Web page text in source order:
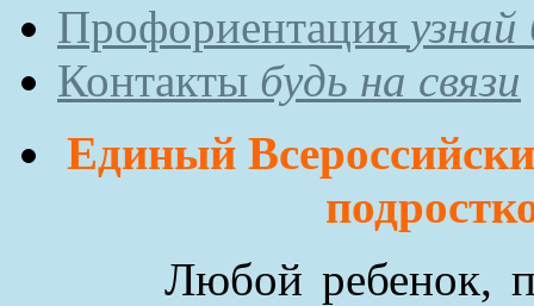
Профориентация
Контакты будь на связи
Единый
Любой ребенок,